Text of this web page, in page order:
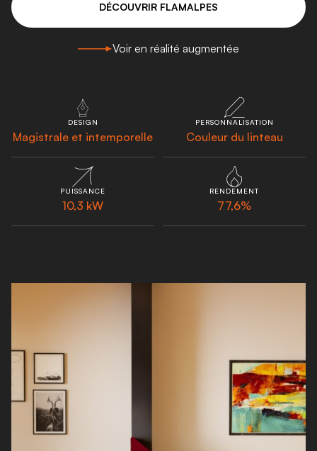
DÉCOUVRIR FLAMALPES
Voir en réalité augmentée
DESIGN
Magistrale et intemporelle
PERSONNALISATION
Couleur du linteau
PUISSANCE
10,3 kW
RENDEMENT
77,6%